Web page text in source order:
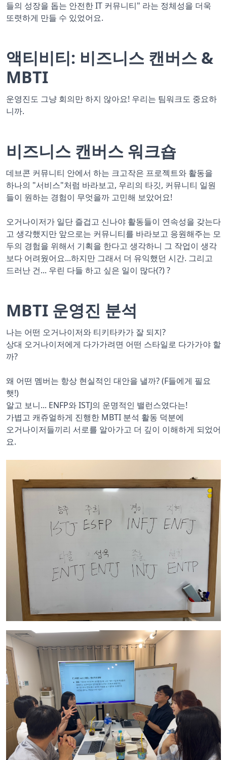
들의 성장을 돕는 안전한 IT 커뮤니티" 라는 정체성을 더욱
또렷하게 만들 수 있었어요.
액티비티: 비즈니스 캔버스 &
MBTI
운영진도 그냥 회의만 하지 않아요! 우리는 팀워크도 중요하
니까.
비즈니스 캔버스 워크숍
데브콘 커뮤니티 안에서 하는 크고작은 프로젝트와 활동을
하나의 "서비스"처럼 바라보고, 우리의 타깃, 커뮤니티 일원
들이 원하는 경험이 무엇을까 고민해 보았어요!
오거나이저가 일단 즐겁고 신나야 활동들이 연속성을 갖는다
고 생각했지만 앞으로는 커뮤니티를 바라보고 응원해주는 모
두의 경험을 위해서 기획을 한다고 생각하니 그 작업이 생각
보다 어려웠어요...하지만 그래서 더 유익했던 시간. 그리고
드러난 건... 우린 다들 하고 싶은 일이 많다(?) ?
MBTI 운영진 분석
나는 어떤 오거나이저와 티키타카가 잘 되지?
상대 오거나이저에게 다가가려면 어떤 스타일로 다가가야 할
까?
왜 어떤 멤버는 항상 현실적인 대안을 낼까? (F들에게 필요
햇!)
알고 보니... ENFP와 ISTJ의 운명적인 밸런스였다는!
가볍고 캐쥬얼하게 진행한 MBTI 분석 활동 덕분에
오거나이저들끼리 서로를 알아가고 더 깊이 이해하게 되었어
요.